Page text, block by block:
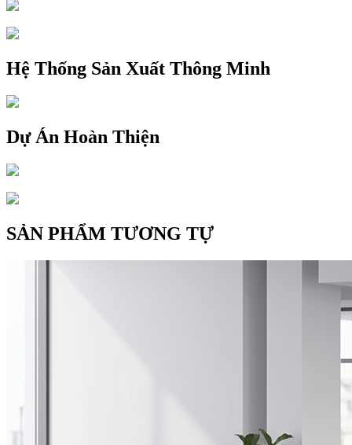
Hệ Thống Sản Xuất Thông Minh
Dự Án Hoàn Thiện
SẢN PHẨM TƯƠNG TỰ